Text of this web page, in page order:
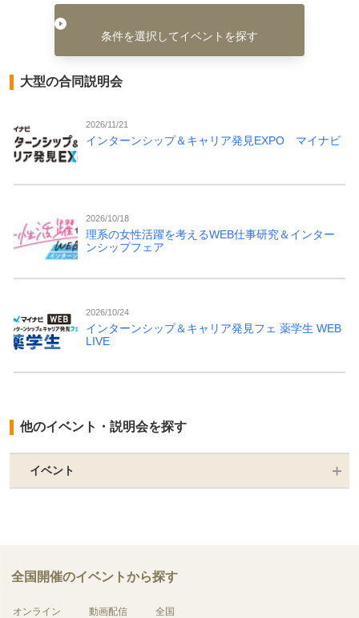
条件を選択してイベントを探す
大型の合同説明会
2026/11/21
インターンシップ＆キャリア発見EXPO マイナビ
2026/10/18
理系の女性活躍を考えるWEB仕事研究＆インター
ンシップフェア
2026/10/24
インターンシップ＆キャリア発見フェ 薬学生 WEB
LIVE
他のイベント・説明会を探す
イベント
全国開催のイベントから探す
オンライン 動画配信 全国